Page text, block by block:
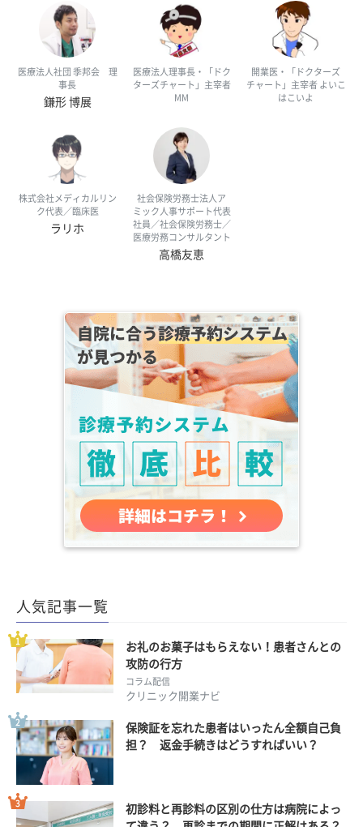
医療法人社団 季邦会 理
事長
鎌形 博展
医療法人理事長・「ドク
ターズチャート」主宰者
MM
開業医・「ドクターズ
チャート」主宰者 よいこ
はこいよ
株式会社メディカルリン
ク代表／臨床医
ラリホ
社会保険労務士法人ア
ミック人事サポート代表
社員／社会保険労務士／
医療労務コンサルタント
高橋友恵
人気記事一覧
お礼のお菓子はもらえない！患者さんとの
攻防の行方
コラム配信
クリニック開業ナビ
保険証を忘れた患者はいったん全額自己負
担？ 返金手続きはどうすればいい？
初診料と再診料の区別の仕方は病院によっ